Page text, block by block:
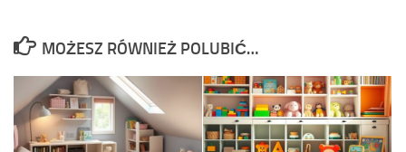
MOŻESZ RÓWNIEŻ POLUBIĆ…